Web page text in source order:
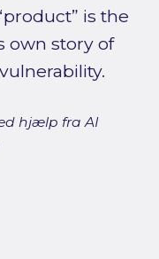
is the
own story of
hjælp fra AI